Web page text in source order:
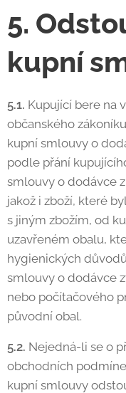
5.
kupní
5.1. Kupující bere na
občanského
kupní smlouvy o
podle přání
smlouvy o dodávce
jakož i zboží, které
s jiným zbožím, od
uzavřeném obalu,
hygienických
smlouvy o dodávce
nebo počítačového
původní obal.
5.2. Nejedná-li se o
obchodních
kupní smlouvy